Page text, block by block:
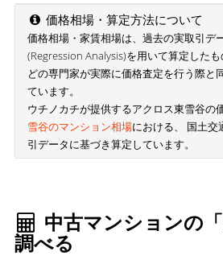
価格相場・算定方法について
価格相場・家賃相場は、過去の実取引デ
(Regression Analysis)を用いて算定した
どの専門家が実際に価格査定を行う際と
ています。
ウチノカチが提供するアクロス東雪谷の
雪谷のマンション相場における、 国土交
引データに基づき算定しています。
中古マンションの
調べる